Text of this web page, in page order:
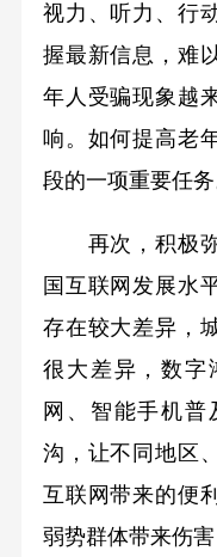
视力、听力、行
握最新信息，难
年人受骗现象越
响。如何提高老
段的一项重要任务
再次，积极弥
国互联网发展水
存在较大差异，
很大差异，数字
网、智能手机
沟，让不同地区
互联网带来的便
弱势群体带来伤害